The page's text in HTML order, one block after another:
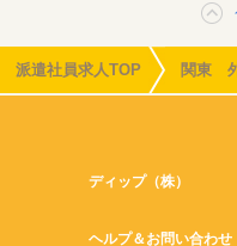
派遣社員求人TOP 関東
ディップ（株）
ヘルプ＆お問い合わせ